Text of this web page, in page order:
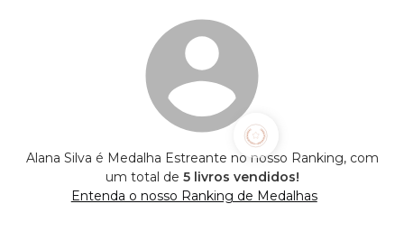
Alana Silva é Medalha Estreante no nosso Ranking, com
um total de 5 livros vendidos!
Entenda o nosso Ranking de Medalhas